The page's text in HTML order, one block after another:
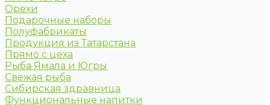
Орехи
Подарочные наборы
Полуфабрикаты
Продукция из Татарстана
Прямо с цеха
Рыба Ямала и Югры
Свежая рыба
Сибирская здравница
Функциональные напитки